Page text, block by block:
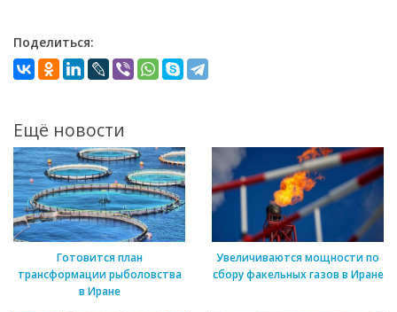
Поделиться:
Ещё новости
Готовится план
трансформации рыболовства
в Иране
Увеличиваются мощности по
сбору факельных газов в Иране